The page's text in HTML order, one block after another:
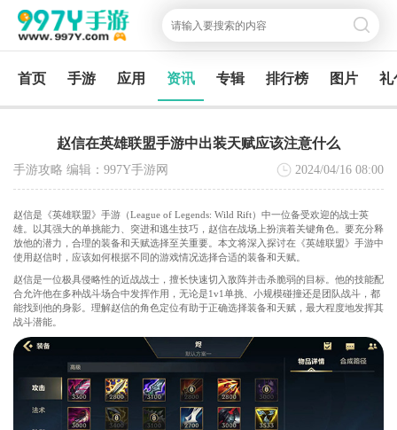
首页 手游 应用 资讯 专辑 排行榜 图片 礼
赵信在英雄联盟手游中出装天赋应该注意什么
手游攻略 编辑：997Y手游网 2024/04/16 08:00
赵信是《英雄联盟》手游（League of Legends: Wild Rift）中一位备受欢迎的战士英
雄。以其强大的单挑能力、突进和逃生技巧，赵信在战场上扮演着关键角色。要充分释
放他的潜力，合理的装备和天赋选择至关重要。本文将深入探讨在《英雄联盟》手游中
使用赵信时，应该如何根据不同的游戏情况选择合适的装备和天赋。
赵信是一位极具侵略性的近战战士，擅长快速切入敌阵并击杀脆弱的目标。他的技能配
合允许他在多种战斗场合中发挥作用，无论是1v1单挑、小规模碰撞还是团队战斗，都
能找到他的身影。理解赵信的角色定位有助于正确选择装备和天赋，最大程度地发挥其
战斗潜能。